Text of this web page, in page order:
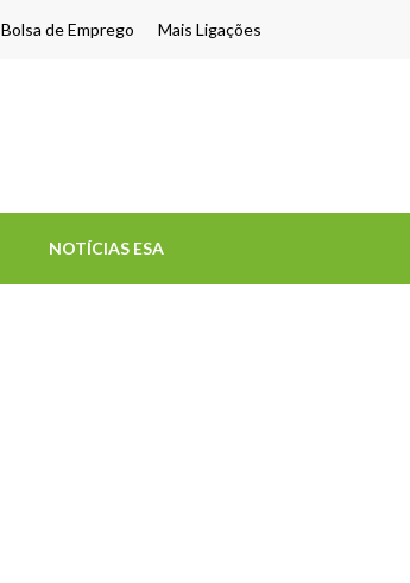
Bolsa de Emprego Mais Ligações
NOTÍCIAS ESA